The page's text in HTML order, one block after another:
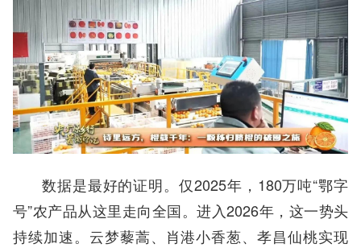
数据是最好的证明。仅2025年，180万吨“鄂字
号”农产品从这里走向全国。进入2026年，这一势头
持续加速。云梦藜蒿、肖港小香葱、孝昌仙桃实现